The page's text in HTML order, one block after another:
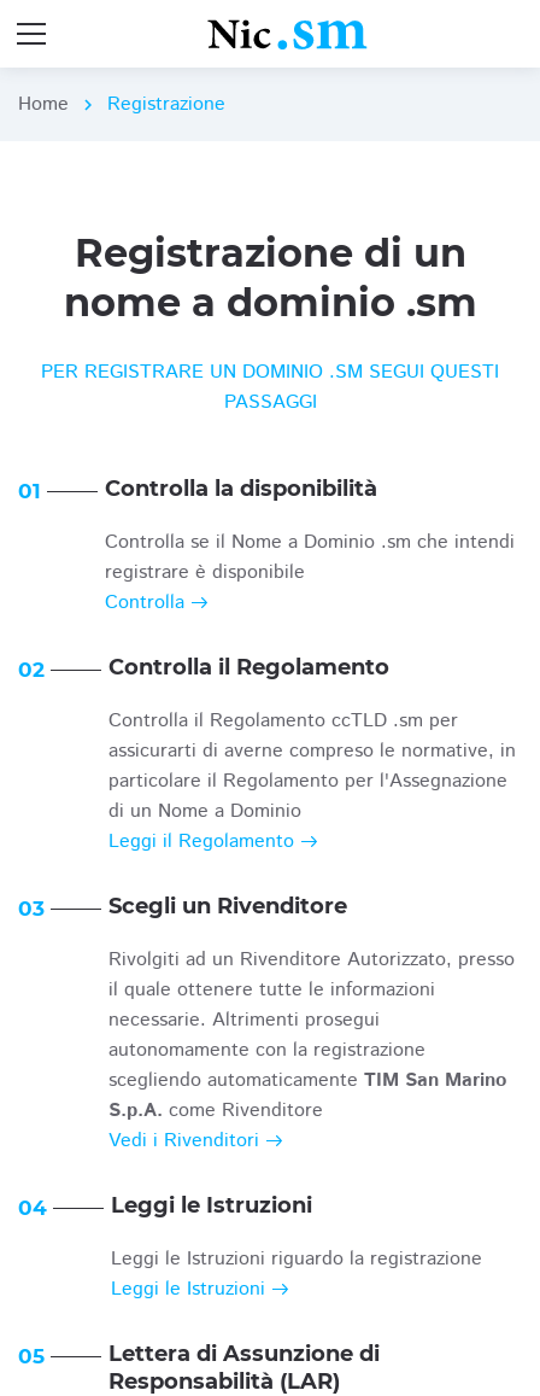
Home chevron_right Registrazione
Registrazione di un
nome a dominio .sm
PER REGISTRARE UN DOMINIO .SM SEGUI QUESTI
PASSAGGI
01 Controlla la disponibilità
Controlla se il Nome a Dominio .sm che intendi
registrare è disponibile
Controlla
02 Controlla il Regolamento
Controlla il Regolamento ccTLD .sm per
assicurarti di averne compreso le normative, in
particolare il Regolamento per l'Assegnazione
di un Nome a Dominio
Leggi il Regolamento
03 Scegli un Rivenditore
Rivolgiti ad un Rivenditore Autorizzato, presso
il quale ottenere tutte le informazioni
necessarie. Altrimenti prosegui
autonomamente con la registrazione
scegliendo automaticamente TIM San Marino
S.p.A. come Rivenditore
Vedi i Rivenditori
04 Leggi le Istruzioni
Leggi le Istruzioni riguardo la registrazione
Leggi le Istruzioni
05
Lettera di Assunzione di
Responsabilità (LAR)